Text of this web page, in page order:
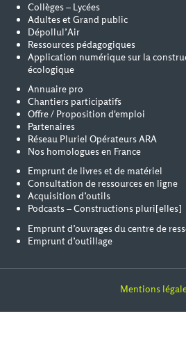
Collèges – Lycées
Adultes et Grand public
Dépollul’Air
Ressources pédagogiques
Application numérique sur la
écologique
Annuaire pro
Chantiers participatifs
Offre / Proposition d'emploi
Partenaires
Réseau Pluriel Opérateurs ARA
Nos homologues en France
Emprunt de livres et de matériel
Consultation de ressources en ligne
Acquisition d’outils
Podcasts – Constructions pluri[elles]
Emprunt d’ouvrages du centre de
Emprunt d’outillage
Mentions